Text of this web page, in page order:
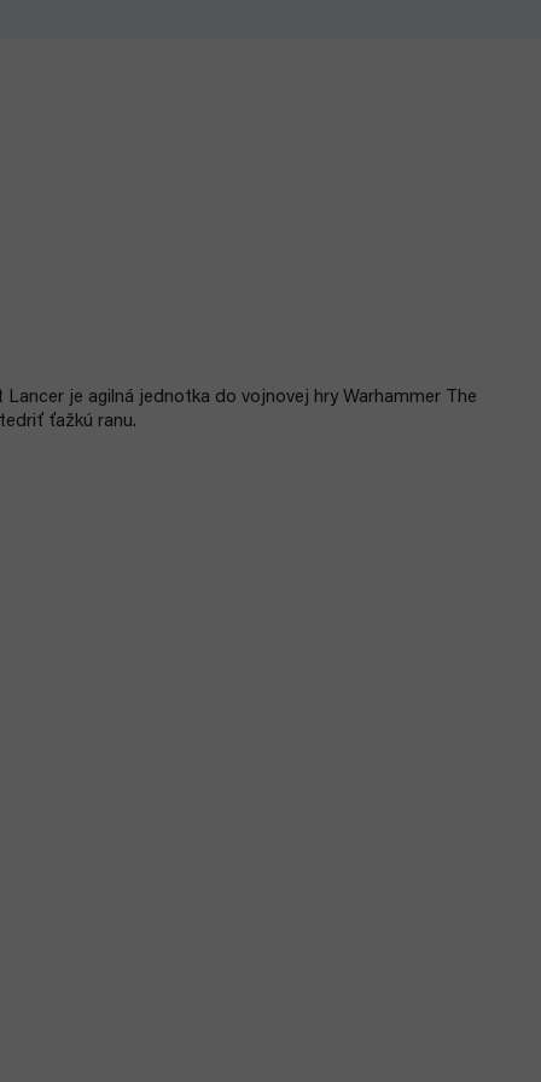
Lancer je agilná jednotka do vojnovej hry Warhammer The
ťažkú ranu.